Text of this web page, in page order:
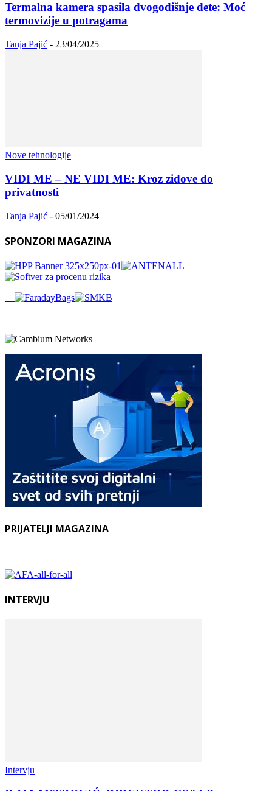
Termalna kamera spasila dvogodišnje dete: Moć
termovizije u potragama
Tanja Pajić - 23/04/2025
Nove tehnologije
VIDI ME – NE VIDI ME: Kroz zidove do
privatnosti
Tanja Pajić - 05/01/2024
SPONZORI MAGAZINA
PRIJATELJI MAGAZINA
INTERVJU
Intervju